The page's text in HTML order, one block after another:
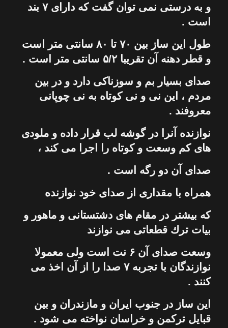
و به درستی نمی توان گفت كه دارای ۷ بند
است .
طول این ساز بین ۷۰ تا ۸۰ سانتی متر است
و قطر دهنه آن تقریبا ۵/۲ سانتی متر است .
صدای بسیار بم و سوزناكی دارد و در بین
مردم ، این نی و نی كوتاه به نی چوپانی
معروفند .
نوازنده آنرا در گوشه لب قرار داده و ملودی
های كم وسعت و كوتاه را اجرا می كند ،
صدای آن دو رگه است .
همراه با مقداری از صدای خود نوازنده
كه بیشتر در مقام های دشتستانی و ماهور و
بیات ترك قطعاتی می نوازند
وسعت صدای آن ۶ نت است ولی معمولا
نوازندگان با تجربه ۷ صدا را از آن اخذ می
كنند .
این ساز در جنوب ایران و مازندران و بین
قبایل تركمن و خراسان نواخته می شود .